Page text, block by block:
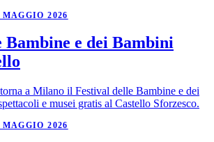
MAGGIO 2026
Bambine e dei Bambini
a Milano il Festival delle Bambine e dei
e musei gratis al Castello Sforzesco.
MAGGIO 2026